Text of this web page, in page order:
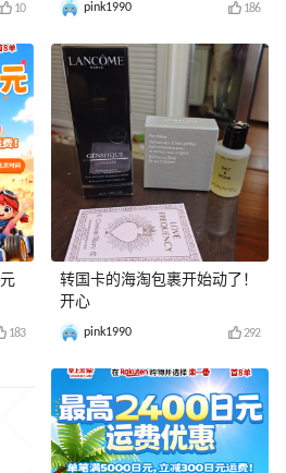
10
183
pink1990 186
转国卡的海淘包裹开始动了！
开心
pink1990 292